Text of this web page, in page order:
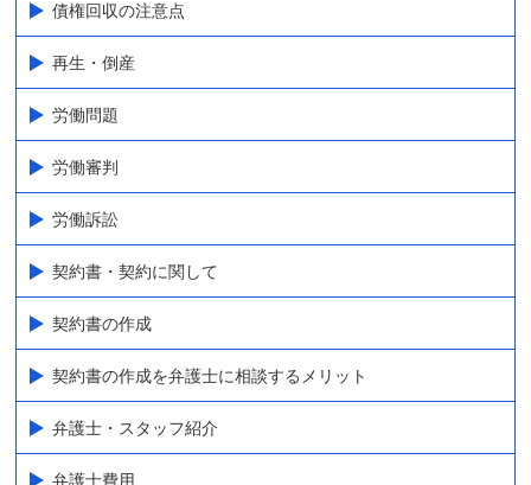
債権回収の注意点
再生・倒産
労働問題
労働審判
労働訴訟
契約書・契約に関して
契約書の作成
契約書の作成を弁護士に相談するメリット
弁護士・スタッフ紹介
弁護士費用